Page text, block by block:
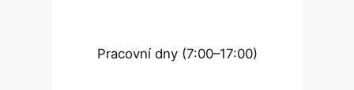
Pracovní dny (7:00–17:00)